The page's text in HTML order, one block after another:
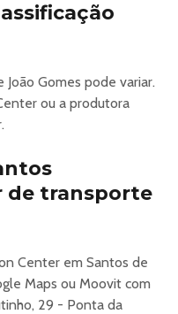
Gomes pode variar.
ou a produtora
de transporte
Center em Santos de
Maps ou Moovit com
29 - Ponta da